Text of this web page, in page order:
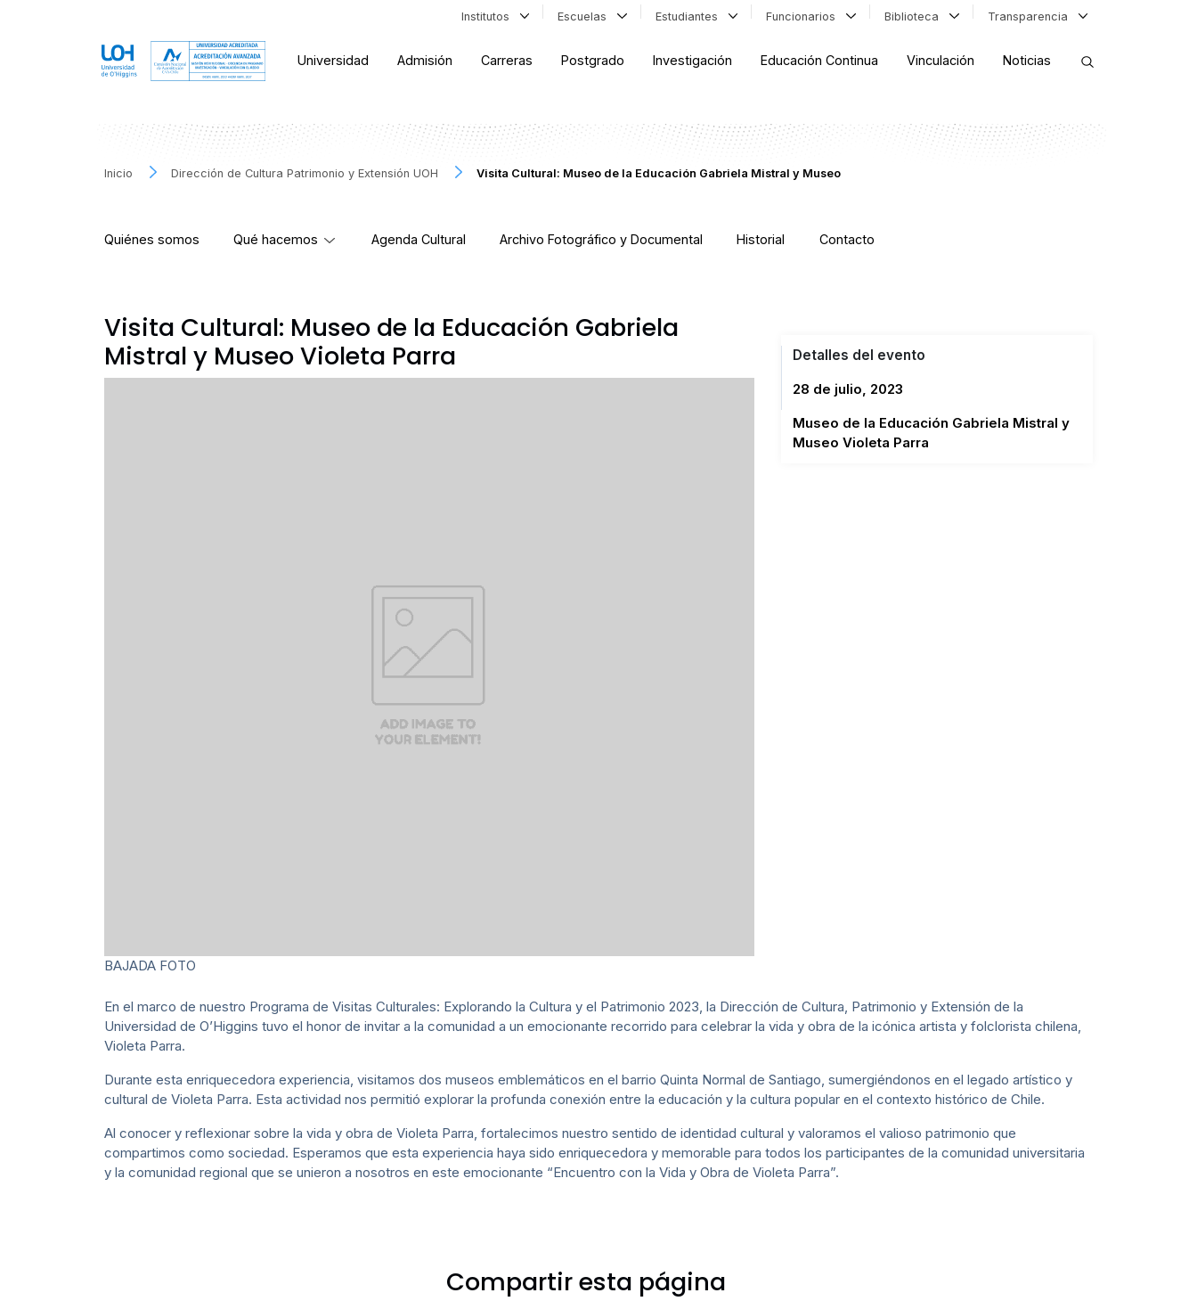
Institutos Escuelas Estudiantes Funcionarios Biblioteca Transparencia
Universidad Admisión Carreras Postgrado Investigación Educación Continua Vinculación Noticias
Inicio Dirección de Cultura Patrimonio y Extensión UOH Visita Cultural: Museo de la Educación Gabriela Mistral y Museo
Quiénes somos Qué hacemos Agenda Cultural Archivo Fotográfico y Documental Historial Contacto
Visita Cultural: Museo de la Educación Gabriela
Mistral y Museo Violeta Parra
BAJADA FOTO
Detalles del evento
28 de julio, 2023
Museo de la Educación Gabriela Mistral y
Museo Violeta Parra
En el marco de nuestro Programa de Visitas Culturales: Explorando la Cultura y el Patrimonio 2023, la Dirección de Cultura, Patrimonio y Extensión de la
Universidad de O’Higgins tuvo el honor de invitar a la comunidad a un emocionante recorrido para celebrar la vida y obra de la icónica artista y folclorista chilena,
Violeta Parra.
Durante esta enriquecedora experiencia, visitamos dos museos emblemáticos en el barrio Quinta Normal de Santiago, sumergiéndonos en el legado artístico y
cultural de Violeta Parra. Esta actividad nos permitió explorar la profunda conexión entre la educación y la cultura popular en el contexto histórico de Chile.
Al conocer y reflexionar sobre la vida y obra de Violeta Parra, fortalecimos nuestro sentido de identidad cultural y valoramos el valioso patrimonio que
compartimos como sociedad. Esperamos que esta experiencia haya sido enriquecedora y memorable para todos los participantes de la comunidad universitaria
y la comunidad regional que se unieron a nosotros en este emocionante “Encuentro con la Vida y Obra de Violeta Parra”.
Compartir esta página